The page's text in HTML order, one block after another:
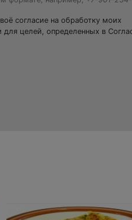
согласие на обработку моих
целей, определенных в